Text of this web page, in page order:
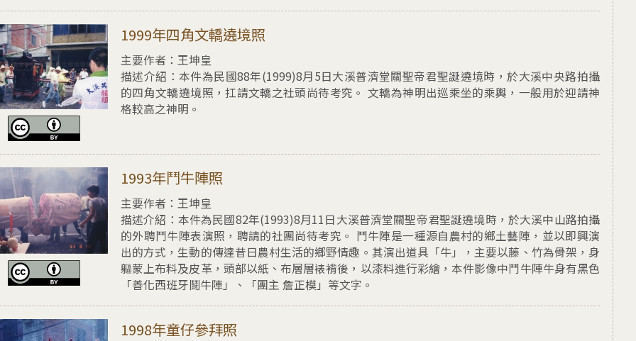
1999年四角文轎遶境照1999年四角文轎遶境照
主要作者：王坤皇
描述介紹： 本件為民國88年(1999)8月5日大溪普濟堂關聖帝君聖誕遶境時，於大溪中央路拍攝
的四角文轎遶境照，扛請文轎之社頭尚待考究。 文轎為神明出巡乘坐的乘輿，一般用於迎請神
格較高之神明。
1993年鬥牛陣照 1993年鬥牛陣照
主要作者：王坤皇
描述介紹： 本件為民國82年(1993)8月11日大溪普濟堂關聖帝君聖誕遶境時，於大溪中山路拍攝
的外聘鬥牛陣表演照，聘請的社團尚待考究。 鬥牛陣是一種源自農村的鄉土藝陣，並以即興演
出的方式，生動的傳達昔日農村生活的鄉野情趣。其演出道具「牛」，主要以藤、竹為骨架，身
軀蒙上布料及皮革，頭部以紙、布層層裱褙後，以漆料進行彩繪，本件影像中鬥牛陣牛身有黑色
「善化西班牙鬪牛陣」、「團主 詹正模」等文字。
年童仔參拜照 1998年童仔參拜照